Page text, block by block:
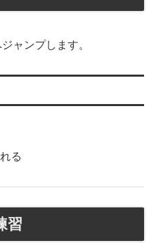
ャンプします。
る
習